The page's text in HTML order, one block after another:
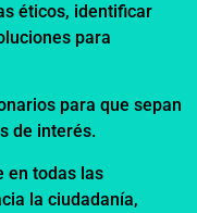
éticos, identificar
para
para que sepan
de interés.
en todas las
la ciudadanía,